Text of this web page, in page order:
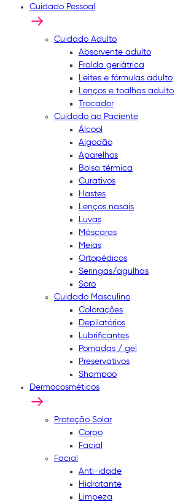
Cuidado Pessoal
Cuidado Adulto
Absorvente adulto
Fralda geriátrica
Leites e fórmulas adulto
Lenços e toalhas adulto
Trocador
Cuidado ao Paciente
Álcool
Algodão
Aparelhos
Bolsa térmica
Curativos
Hastes
Lenços nasais
Luvas
Máscaras
Meias
Ortopédicos
Seringas/agulhas
Soro
Cuidado Masculino
Colorações
Depilatórios
Lubrificantes
Pomadas / gel
Preservativos
Shampoo
Dermocosméticos
Proteção Solar
Corpo
Facial
Facial
Anti-idade
Hidratante
Limpeza